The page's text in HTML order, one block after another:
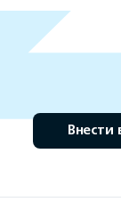
Внести